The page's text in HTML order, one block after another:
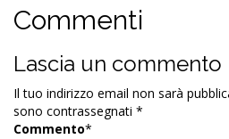
Commenti
Lascia un commento
Il tuo indirizzo email non sarà
sono contrassegnati *
Commento*